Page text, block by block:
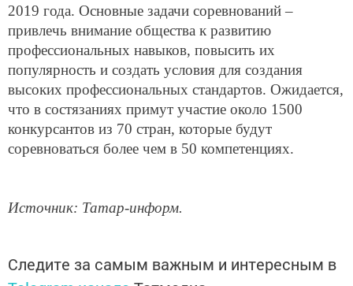
2019 года. Основные задачи соревнований –
привлечь внимание общества к развитию
профессиональных навыков, повысить их
популярность и создать условия для создания
высоких профессиональных стандартов. Ожидается,
что в состязаниях примут участие около 1500
конкурсантов из 70 стран, которые будут
соревноваться более чем в 50 компетенциях.
Источник: Татар-информ.
Следите за самым важным и интересным в